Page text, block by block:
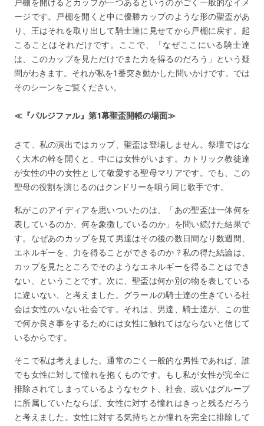
戸棚を開けるとカップが一つあるというのがごく一般的なイメ
ージです。戸棚を開くと中に優勝カップのような形の聖盃があ
り、王はそれを取り出して騎士達に見せてから戸棚に戻す。起
こることはそれだけです。ここで、「なぜここにいる騎士達
は、このカップを見ただけでまた力を得るのだろう」という疑
問がわきます。それが私を1番突き動かした問いかけです。では
そのシーンをご覧ください。
≪『パルジファル』第1幕聖盃開帳の場面≫
さて、私の演出ではカップ、聖盃は登場しません。祭壇ではな
く大木の幹を開くと、中には女性がいます。カトリック教徒達
が女性の中の女性として敬愛する聖母マリアです。でも、この
聖母の役割を演じるのはクンドリーを唄う同じ歌手です。
私がこのアイディアを思いついたのは、「あの聖盃は一体何を
表しているのか、何を象徴しているのか」を問い続けた結果で
す。なぜあのカップを見て男達はその後の数日間なり数週間、
エネルギーを、力を得ることができるのか？私の得た結論は、
カップを見たところでそのようなエネルギーを得ることはでき
ない、ということです。次に、聖盃は何か別の物を表している
に違いない、と考えました。グラールの騎士達の生きている社
会は女性のいない社会です。それは、男達、騎士達が、この世
で何か良き事をするためには女性に触れてはならないと信じて
いるからです。
そこで私は考えました。通常のごく一般的な男性であれば、誰
でも女性に対して憧れを抱くものです。もし私が女性が完全に
排除されてしまっているようなセクト、社会、或いはグループ
に所属していたならば、女性に対する憧れはきっと残るだろう
と考えました。女性に対する気持ちとか憧れを完全に排除して